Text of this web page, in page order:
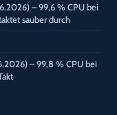
– 99,6 % CPU bei
sauber durch
– 99,8 % CPU bei